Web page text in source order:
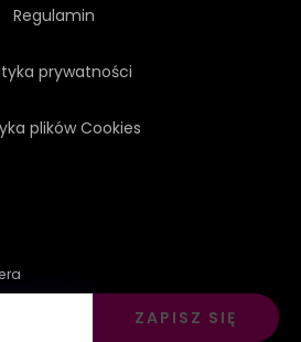
Regulamin
prywatności
plików Cookies
ZAPISZ SIĘ